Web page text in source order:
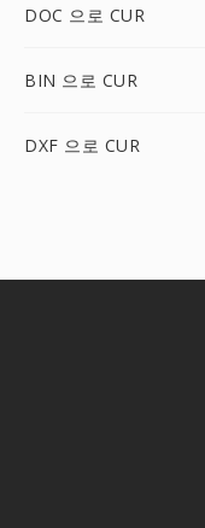
DOC 으로 CUR
BIN 으로 CUR
DXF 으로 CUR